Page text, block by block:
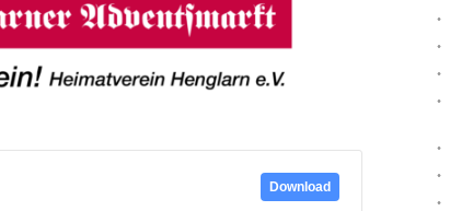
Download